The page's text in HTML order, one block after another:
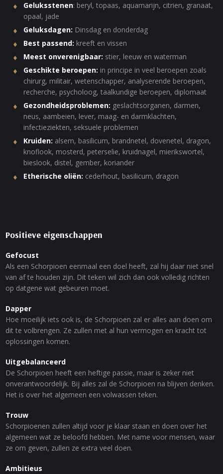
Geluksstenen: beryl, topaas, aquamarijn, citrien, granaat,
opaal, jade
Geluksdagen: Dinsdag en donderdag
Best passend: kreeft en vissen
Meest onverenigbaar: stier, leeuw en waterman
Geschikte beroepen: in principe in veel beroepen zoals
chirurg, militair, wetenschapper, analyserende beroepen,
recherche, psycholoog, taalkundige beroepen, diplomaat
Gezondheidsproblemen: geslachtsorganen, darmen,
neus, aambeien, lever, maag- en darmklachten,
infectieziekten, seksuele problemen
Kruiden: alsem, basilicum, brandnetel, dovenetel, dragon,
knoflook, mosterd, peterselie, kruidnagel, mierikswortel,
bieslook, distel, gember, koriander
Etherische oliën: cederhout, basilicum, dragon
Positieve eigenschappen
Gefocust
Als een Schorpioen eenmaal een doel heeft, zal hij daar niet snel
van af te houden zijn. Dit teken wil zich dan ook volledig richten
op datgene wat gebeuren moet.
Dapper
Hoe moeilijk iets ook is, de Schorpioen zal er alles aan doen om
dit te volbrengen. Ze zullen met al hun vermogen en kracht tot
oplossingen komen.
Uitgebalanceerd
De Schorpioen heeft een heftige passie, maar is zeker niet
onverantwoordelijk. Bij alles zal de Schorpioen na blijven denken.
Het is over het algemeen een volwassen teken.
Trouw
Schorpioenen zullen altijd voor je klaar staan en doen over het
algemeen wat ze beloofd hebben. Met name voor mensen, waar
ze om geven, zullen ze extra veel doen.
Ambitieus